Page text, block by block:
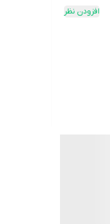
افزودن نظر